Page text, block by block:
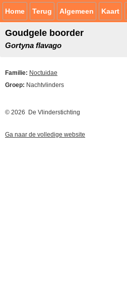
Home Terug Algemeen Kaart
Goudgele boorder
Gortyna flavago
Familie: Noctuidae
Groep: Nachtvlinders
© 2026 De Vlinderstichting
Ga naar de volledige website